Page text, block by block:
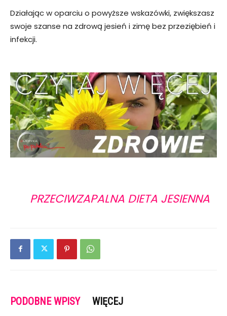
Działając w oparciu o powyższe wskazówki, zwiększasz
swoje szanse na zdrową jesień i zimę bez przeziębień i
infekcji.
PRZECIWZAPALNA DIETA JESIENNA
PODOBNE WPISY WIĘCEJ